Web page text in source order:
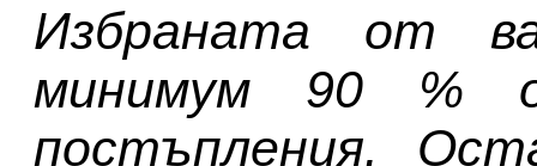
Избраната от
минимум 90 %
постъпления.